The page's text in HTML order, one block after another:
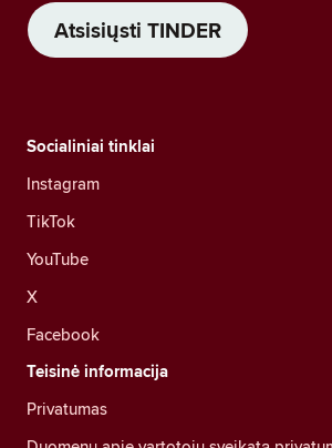
Atsisiųsti TINDER
Socialiniai tinklai
Instagram
TikTok
YouTube
X
Facebook
Teisinė informacija
Privatumas